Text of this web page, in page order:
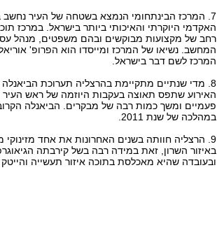
7. המרכז הבינתחומי הנמצא בשטחה של העיר נחשב
האקדמי היוקרתי והאיכותי ביותר בישראל. במרכז
רחב של מקצועות מבוקשים ובהם משפטים, מנהל
המחשב. נשיאו של המרכז ומייסדו הוא הפרופ'
המרכז לשם דבר בישראל.
8. מדי שנתיים מתקיימת בהרצליה תערוכת הביאנלה
האירוע שתפס תאוצה בעקבות היוזמה של ראש העיר
פעמיים ומשך כמות רבה של מבקרים. הביאנלה
במהלכה של שנת 2011.
9. הרצליה חוותה בשנים האחרונות את אחד מזינוקי
באיזור השרון, זאת במידה רבה בשל קירבתה
ובעובדה שהיא מאכלסת בתוכה איזור תעשייה